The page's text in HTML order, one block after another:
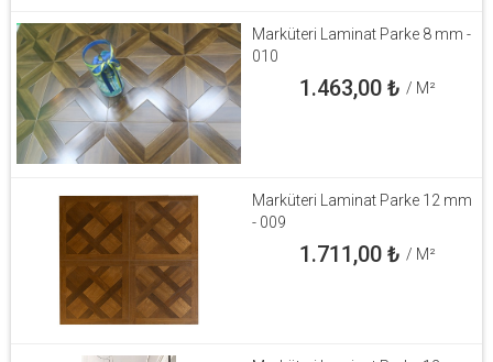
Marküteri Laminat Parke 8 mm -
010
1.463,00₺ / M²
Marküteri Laminat Parke 12 mm
- 009
1.711,00₺ / M²